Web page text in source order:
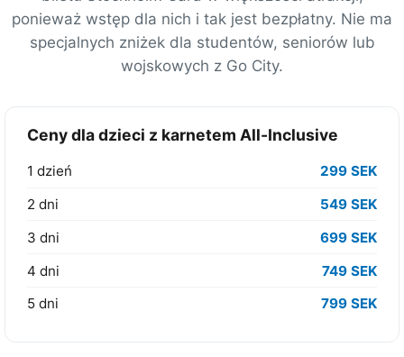
ponieważ wstęp dla nich i tak jest bezpłatny. Nie ma
specjalnych zniżek dla studentów, seniorów lub
wojskowych z Go City.
Ceny dla dzieci z karnetem All-Inclusive
1 dzień
299 SEK
2 dni
549 SEK
3 dni
699 SEK
4 dni
749 SEK
5 dni
799 SEK